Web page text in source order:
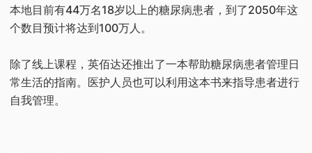
本地目前有44万名18岁以上的糖尿病患者，到了2050年这
个数目预计将达到100万人。
除了线上课程，英佰达还推出了一本帮助糖尿病患者管理日
常生活的指南。医护人员也可以利用这本书来指导患者进行
自我管理。